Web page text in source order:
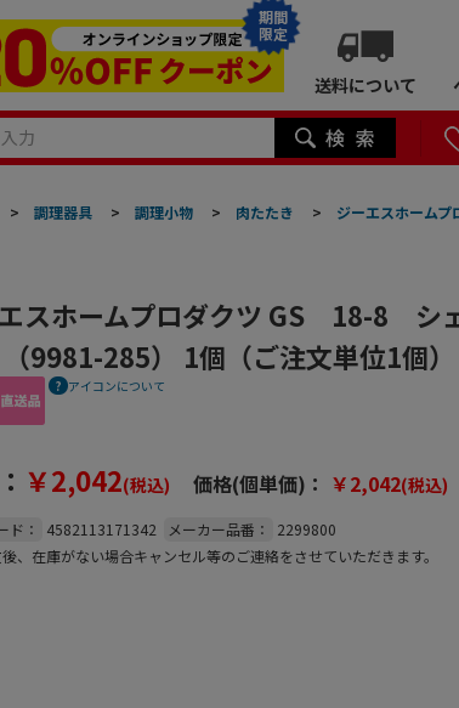
期間
限定
送料について
> 調理器具 > 調理小物 > 肉たたき >
ジーエスホーム
スホームプロダクツ GS 18-8 シ
9981-285） 1個（ご注文単位1個
アイコンについて
￥2,042(税込) 価格(個単価)： ￥2,042(税込)
ド： 4582113171342 メーカー品番：
2299800
、在庫がない場合キャンセル等のご連絡をさせていただきます。